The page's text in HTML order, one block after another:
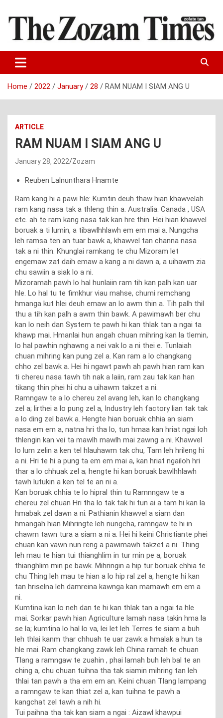
content
The Zozam Times
Home 2022 January 28 RAM NUAM I SIAM ANG U
ARTICLE
RAM NUAM I SIAM ANG U
January 28, 2022 Zozam
Reuben Lalnunthara Hnamte
Ram kang hi a pawi hle: Kumtin deuh thaw hian khawvelah
ram kang nasa tak a thleng thin a. Australia. Canada , USA
etc. ah te ram kang nasa tak kan hre thin. Hei hian khawvel
boruak a ti lumin, a tibawlhhlawh em em mai a. Nungcha
leh ramsa ten an tuar bawk a, khawvel tan channa nasa
tak a ni thin. Khunglai ramkang te chu Mizoram let
engemaw zat daih emaw a kang a ni dawn a, a uihawm zia
chu sawiin a siak lo a ni.
Mizoramah pawh lo hal hunlaiin ram tih kan palh kan uar
hle. Lo hal tu te fimkhur viau mahse, chumi remchang
hmanga kut hlei deuh emaw an lo awm thin a. Tih palh thil
thu a tih kan palh a awm thin bawk. A pawimawh ber chu
kan lo neih dan System te pawh hi kan thlak tan a ngai ta
khawp mai. Hmanlai hun angah chuan mihring kan la tlemin,
lo hal pawhin nghawng a nei vak lo a ni thei e. Tunlaiah
chuan mihring kan pung zel a. Kan ram a lo changkang
chho zel bawk a. Hei hi ngawt pawh ah pawh hian ram kan
ti chereu nasa tawh tih nak a laiin, ram zau tak kan han
tikang thin phei hi chu a uihawm takzet a ni.
Ramngaw te a lo chereu zel avang leh, kan lo changkang
zel a; lirthei a lo pung zel a, Industry leh factory lian tak tak
a lo ding zel bawk a. Hengte hian boruak chhia an siam
nasa em em a, natna hri tha lo, tun hmaa kan hriat ngai loh
thlengin kan vei ta mawlh mawlh mai zawng a ni. Khawvel
lo lum zelin a ken tel hlauhawm tak chu, Tam leh hrileng hi
a ni. Hri te hi a pung ta em em mai a, kan hriat ngailoh hri
thar a lo chhuak zel a; hengte hi kan boruak bawlhhlawh
tawh lutukin a ken tel te an ni a.
Kan boruak chhia te lo hipral thin tu Ramnngaw te a
chereu zel chuan Hri tha lo tak tak hi tun ai a tam hi kan la
hmabak zel dawn a ni. Pathianin khawvel a siam dan
hmangah hian Mihringte leh nungcha, ramngaw te hi in
chawm tawn tura a siam a ni a. Hei hi keini Christiante phei
chuan kan vawn nun reng a pawimawh takzet a ni. Thing
leh mau te hian tui thianghlim in tur min pe a, boruak
thianghlim min pe bawk. Mihringin a hip tur boruak chhia te
chu Thing leh mau te hian a lo hip ral zel a, hengte hi kan
tan hriselna leh damreina kawnga kan mamawh em em a
ni.
Kumtina kan lo neh dan te hi kan thlak tan a ngai ta hle
mai. Sorkar pawh hian Agriculture lamah nasa takin hma la
se la; kumtina lo hal lo va, lei let leh Terres te siam a buh
leh thlai kanm thar chhuah te uar zawk a hmalak a hun ta
hle mai. Ram changkang zawk leh China ramah te chuan
Tlang a ramngaw te zuahin , phai lamah buh leh bal te an
ching a, chu chuan tuihna tha tak siamin mihring tan leh
thlai tan pawh a tha em em an. Keini chuan Tlang lampang
a ramngaw te kan thiat zel a, kan tuihna te pawh a
kangchat zel tawh a nih hi.
Tui paihna tha tak kan siam a ngai : Aizawl khawpui